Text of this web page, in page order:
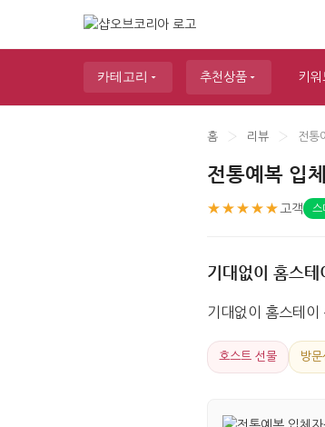
카테고리 추천상품 키워
홈 › 리뷰 › 전통
전통예복 입
★★★★★ 고객 스
기대없이 홈스
기대없이 홈스테
호스트 선물 방문